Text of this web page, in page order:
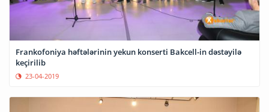
Frankofoniya həftələrinin yekun konserti Bakcell-in dəstəyilə
keçirilib
23-04-2019